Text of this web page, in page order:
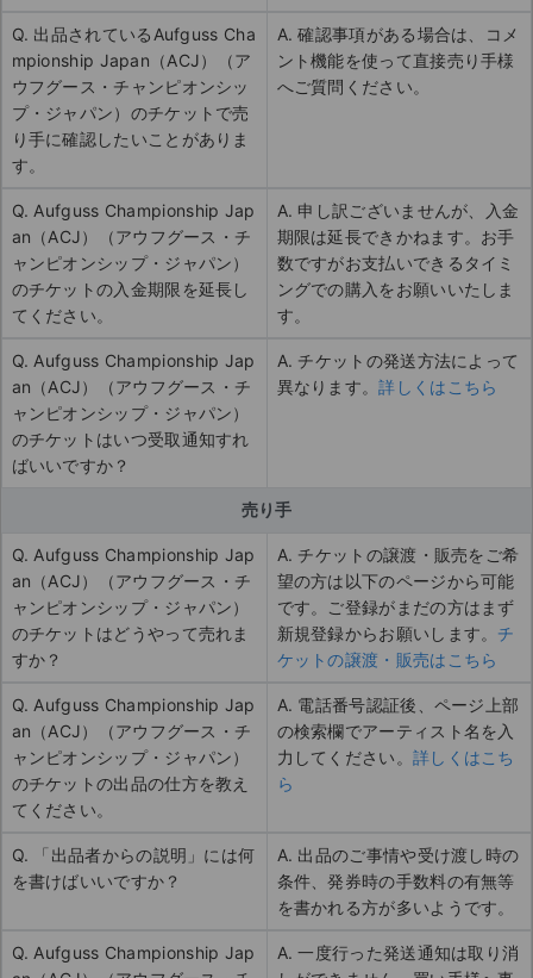
Q. 出品されているAufguss Cha
mpionship Japan（ACJ）（ア
ウフグース・チャンピオンシッ
プ・ジャパン）のチケットで売
り手に確認したいことがありま
す。
A. 確認事項がある場合は、コメ
ント機能を使って直接売り手様
へご質問ください。
Q. Aufguss Championship Jap
an（ACJ）（アウフグース・チ
ャンピオンシップ・ジャパン）
のチケットの入金期限を延長し
てください。
A. 申し訳ございませんが、入金
期限は延長できかねます。お手
数ですがお支払いできるタイミ
ングでの購入をお願いいたしま
す。
Q. Aufguss Championship Jap
an（ACJ）（アウフグース・チ
ャンピオンシップ・ジャパン）
のチケットはいつ受取通知すれ
ばいいですか？
A. チケットの発送方法によって
異なります。詳しくはこちら
売り手
Q. Aufguss Championship Jap
an（ACJ）（アウフグース・チ
ャンピオンシップ・ジャパン）
のチケットはどうやって売れま
すか？
A. チケットの譲渡・販売をご希
望の方は以下のページから可能
です。ご登録がまだの方はまず
新規登録からお願いします。 チ
ケットの譲渡・販売はこちら
Q. Aufguss Championship Jap
an（ACJ）（アウフグース・チ
ャンピオンシップ・ジャパン）
のチケットの出品の仕方を教え
てください。
A. 電話番号認証後、ページ上部
の検索欄でアーティスト名を入
力してください。 詳しくはこち
ら
Q. 「出品者からの説明」には何
を書けばいいですか？
A. 出品のご事情や受け渡し時の
条件、発券時の手数料の有無等
を書かれる方が多いようです。
Q. Aufguss Championship Jap
A. 一度行った発送通知は取り消